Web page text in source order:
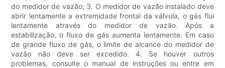
do medidor de vazão; 3. O medidor de vazão instalado deve
abrir lentamente a extremidade frontal da válvula, o gás flui
lentamente através do medidor de vazão. Após a
estabilização, o fluxo de gás aumenta lentamente. Em caso
de grande fluxo de gás, o limite de alcance do medidor de
vazão não deve ser excedido. 4. Se houver outros
problemas, consulte o manual de instruções ou entre em